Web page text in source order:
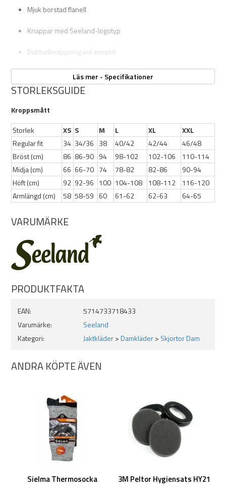
Mjuk borstad flanell
Knappar med Seeland-logotyp
Dubbelknäppning vid ärmslut
En bröstficka med knapp
Genomsnittlig storlek/produktvikt: 0,172 kg
Tvättråd
Tvätta i högst 40° med liknande färger
Använd fintvättsmedel
Torktumlas ej
Strykes med låg temperatur
Läs mer - Specifikationer
STORLEKSGUIDE
Kroppsmått
Storlek
XS S M L XL
XXL
Regular fit
34 34/36 38 40/42 42/44
46/48
Bröst (cm)
86 86-90 94 98-102 102-106
110-114
Midja (cm)
66 66-70 74 78-82 82-86
90-94
Höft (cm)
92 92-96 100 104-108 108-112
116-120
Armlängd (cm)
58 58-59 60 61-62 62-63 64-65
VARUMÄRKE
PRODUKTFAKTA
EAN:
5714733718433
Varumärke:
Seeland
Kategori:
Jaktkläder>Damkläder> Skjortor Dam
ANDRA KÖPTE ÄVEN
Sielma Thermosocka 3M Peltor Hygiensats HY21